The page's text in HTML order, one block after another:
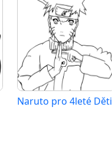
Naruto pro 4leté Děti